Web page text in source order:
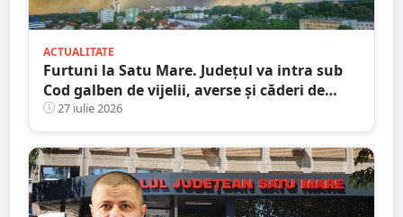
ACTUALITATE
Furtuni la Satu Mare. Județul va intra sub
Cod galben de vijelii, averse și căderi de
grindină
27 iulie 2026